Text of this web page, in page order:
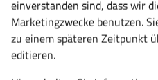
Fächer hoch (Anzahl):
5
Fachlast:
einverstanden sind, dass wir
Marketingzwecke benutzen.
zu einem späteren Zeitpunkt
editieren.